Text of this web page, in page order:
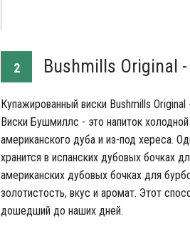
2 Bushmills Original
Купажированный виски Bushmills
Виски Бушмиллс - это напиток
американского дуба и из-под хереса.
хранится в испанских дубовых бочках
американских дубовых бочках для
золотистость, вкус и аромат. Этот
дошедший до наших дней.